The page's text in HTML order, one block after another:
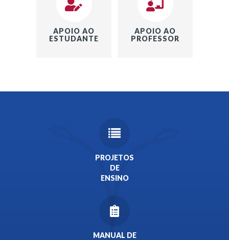
APOIO AO
ESTUDANTE
APOIO AO
PROFESSOR
PROJETOS
DE
ENSINO
MANUAL DE